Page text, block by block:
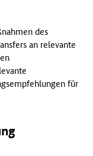
des
an relevante
für